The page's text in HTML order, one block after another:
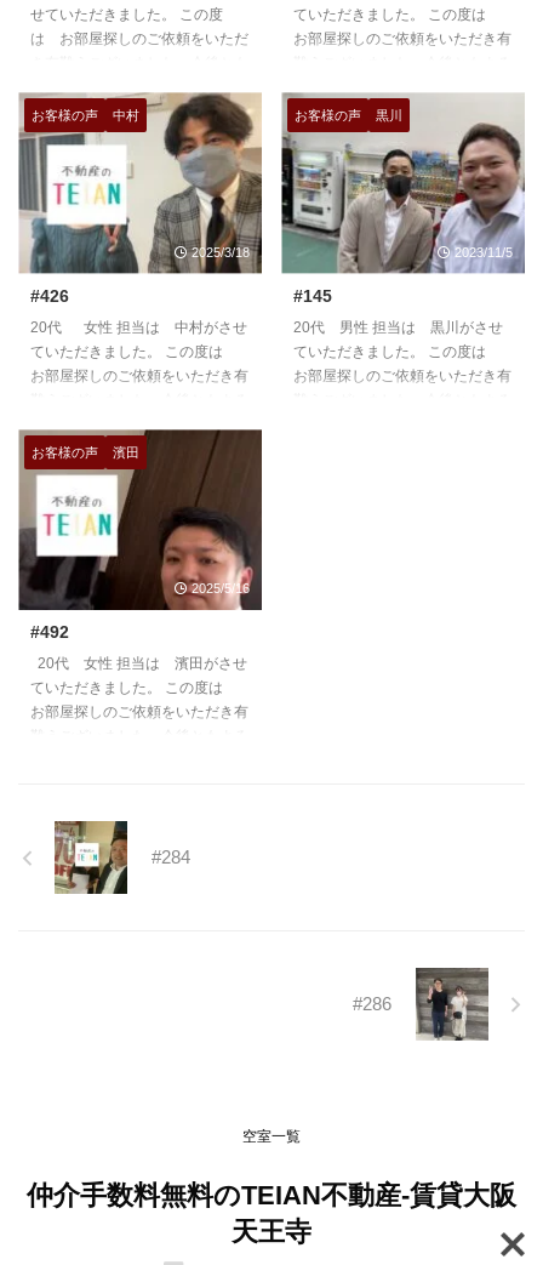
せていただきました。 この度
は お部屋探しのご依頼をいただ
https://teian-enh.com/staff011/
ていただきました。 この度は
お部屋探しのご依頼をいただき有
https://teian-enh.com/staff007/
お客様の声 中村
2025/3/18
#426
20代 女性 担当は 中村がさせ
ていただきました。 この度は
お部屋探しのご依頼をいただき有
https://teian-enh.com/staff006/
お客様の声 黒川
2023/11/5
#145
20代 男性 担当は 黒川がさせ
ていただきました。 この度は
お部屋探しのご依頼をいただき有
お客様の声 濱田
2025/5/16
#492
20代 女性 担当は 濱田がさせ
ていただきました。 この度は
お部屋探しのご依頼をいただき有
#284
#286
空室一覧
仲介手数料無料のTEIAN不動産-賃貸大阪
天王寺